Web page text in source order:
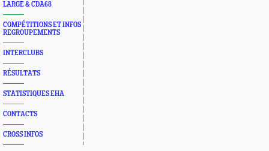
LARGE & CDA68
COMPÉTITIONS ET INFOS
REGROUPEMENTS
INTERCLUBS
RÉSULTATS
STATISTIQUES EHA
CONTACTS
CROSS INFOS